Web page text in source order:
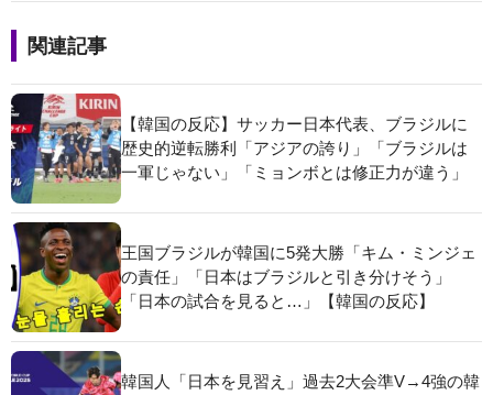
関連記事
【韓国の反応】サッカー日本代表、ブラジルに
歴史的逆転勝利「アジアの誇り」「ブラジルは
一軍じゃない」「ミョンボとは修正力が違う」
王国ブラジルが韓国に5発大勝「キム・ミンジェ
の責任」「日本はブラジルと引き分けそう」
「日本の試合を見ると…」【韓国の反応】
韓国人「日本を見習え」過去2大会準V→4強の韓